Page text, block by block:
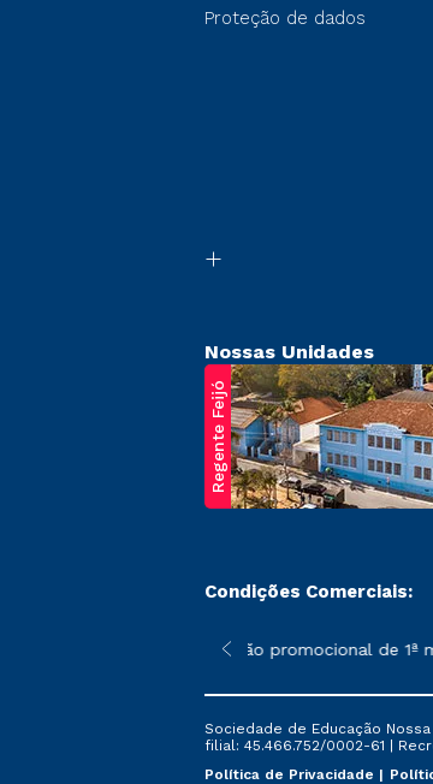
Proteção de dados
Nossas Unidades
Regente Feijó
Condições Comerciais:
sofrer alterações nos períodos de
*A condição promocional de 1ª
Sociedade de Educação
filial: 45.466.752/0002-61 |
Política de Privacidade